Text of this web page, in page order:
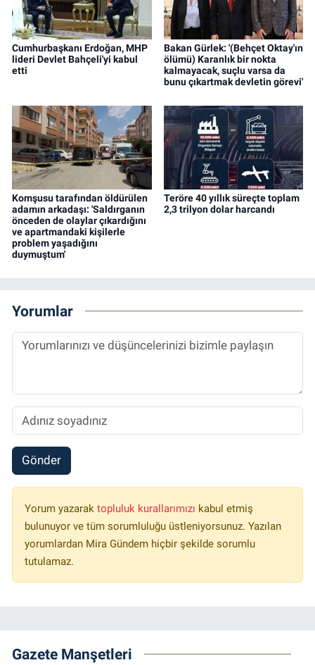
Cumhurbaşkanı Erdoğan, MHP
lideri Devlet Bahçeli'yi kabul
etti
Bakan Gürlek: '(Behçet Oktay'ın
ölümü) Karanlık bir nokta
kalmayacak, suçlu varsa da
bunu çıkartmak devletin görevi'
Komşusu tarafından öldürülen
adamın arkadaşı: 'Saldırganın
önceden de olaylar çıkardığını
ve apartmandaki kişilerle
problem yaşadığını
duymuştum'
Teröre 40 yıllık süreçte toplam
2,3 trilyon dolar harcandı
Yorumlar
Gönder
Yorum yazarak topluluk kurallarımızı kabul etmiş
bulunuyor ve tüm sorumluluğu üstleniyorsunuz. Yazılan
yorumlardan Mira Gündem hiçbir şekilde sorumlu
tutulamaz.
Gazete Manşetleri